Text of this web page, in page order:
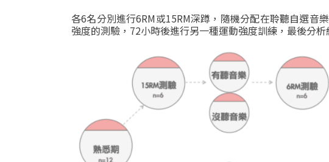
各6名分別進行6RM或15RM深蹲，隨機分配在聆聽自選音
強度的測驗， 72小時後進行另一種運動強度訓練，最後分析